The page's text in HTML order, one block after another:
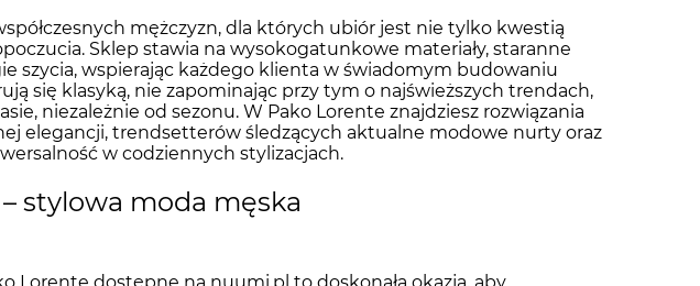
mężczyzn, dla których ubiór jest nie tylko kwestią
Sklep stawia na wysokogatunkowe materiały, staranne
szycia, wspierając każdego klienta w świadomym budowaniu
się klasyką, nie zapominając przy tym o najświeższych trendach,
niezależnie od sezonu. W Pako Lorente znajdziesz rozwiązania
elegancji, trendsetterów śledzących aktualne modowe nurty oraz
w codziennych stylizacjach.
stylowa moda męska
Lorente dostępne na nuumi.pl to doskonała okazja, aby